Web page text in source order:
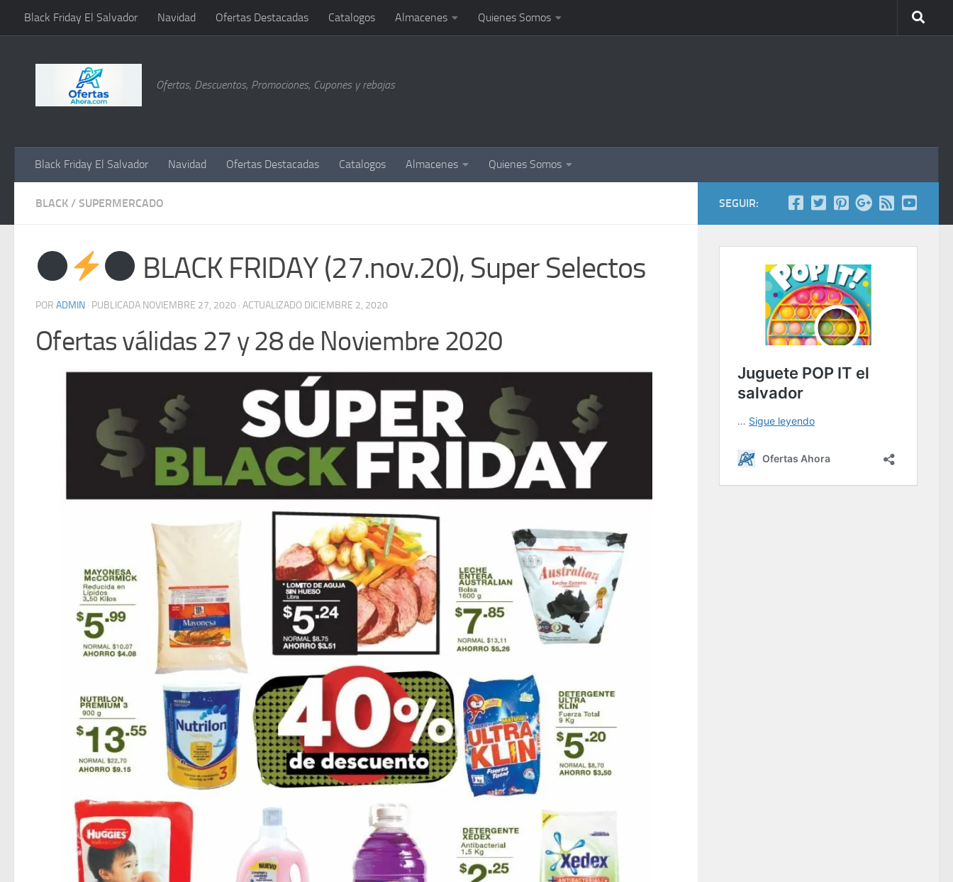
Saltar al contenido
Black Friday El Salvador Navidad Ofertas Destacadas Catalogos Almacenes Quienes Somos
Ofertas, Descuentos, Promociones, Cupones y rebajas
Black Friday El Salvador Navidad Ofertas Destacadas Catalogos Almacenes Quienes Somos
BLACK / SUPERMERCADO
BLACK FRIDAY (27.nov.20), Super Selectos
POR ADMIN · PUBLICADA NOVIEMBRE 27, 2020 · ACTUALIZADO DICIEMBRE 2, 2020
Ofertas válidas 27 y 28 de Noviembre 2020
SEGUIR: